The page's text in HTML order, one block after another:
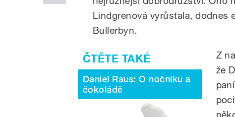
Lindgrenová vyrůstala, dodnes
Bullerbyn.
Daniel Raus: O nočníku a
čokoládě
Z
že